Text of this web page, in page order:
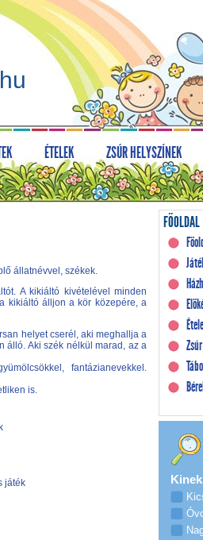
ÉTELEK ZSÚR HELYSZÍNEK
állatnévvel, székek.
A kikiáltó kivételével minden
kikiáltó álljon a kör közepére, a
helyet cserél, aki meghallja a
álló. Aki szék nélkül marad, az a
fantázianevekkel.
is.
játék
FŐOLDAL